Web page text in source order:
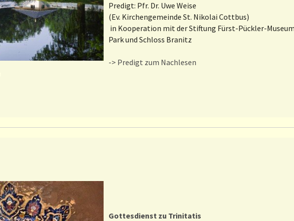
Predigt: Pfr. Dr. Uwe Weise
(Ev. Kirchengemeinde St. Nikolai Cottbus)
in Kooperation mit der Stiftung Fürst-Pückler-
Park und Schloss Branitz
-> Predigt zum Nachlesen
Gottesdienst zu Trinitatis